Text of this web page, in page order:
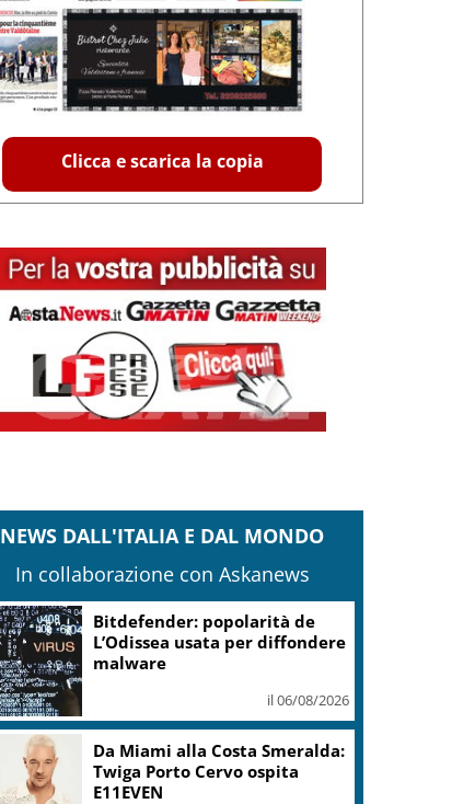
Clicca e scarica la copia
NEWS DALL'ITALIA E DAL MONDO
In collaborazione con Askanews
Bitdefender: popolarità de
L’Odissea usata per diffondere
malware
il 06/08/2026
Da Miami alla Costa Smeralda:
Twiga Porto Cervo ospita
E11EVEN